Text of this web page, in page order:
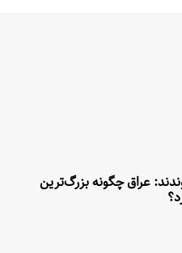
عراق چگونه بزرگ‌ترین